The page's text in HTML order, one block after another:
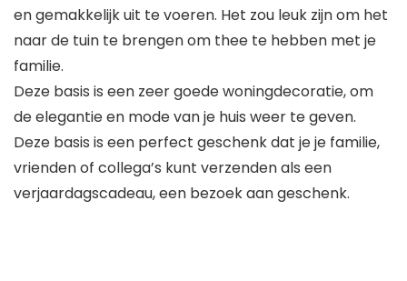
en gemakkelijk uit te voeren. Het zou leuk zijn om het
naar de tuin te brengen om thee te hebben met je
familie.
Deze basis is een zeer goede woningdecoratie, om
de elegantie en mode van je huis weer te geven.
Deze basis is een perfect geschenk dat je je familie,
vrienden of collega’s kunt verzenden als een
verjaardagscadeau, een bezoek aan geschenk.